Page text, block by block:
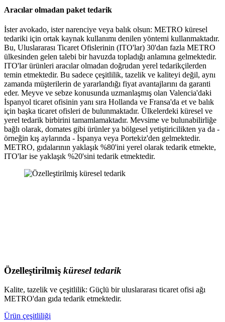
Aracılar olmadan paket tedarik
İster avokado, ister narenciye veya balık olsun: METRO küresel
tedariki için ortak kaynak kullanımı denilen yöntemi kullanmaktadır.
Bu, Uluslararası Ticaret Ofislerinin (ITO'lar) 30'dan fazla METRO
ülkesinden gelen talebi bir havuzda topladığı anlamına gelmektedir.
ITO'lar ürünleri aracılar olmadan doğrudan yerel tedarikçilerden
temin etmektedir. Bu sadece çeşitlilik, tazelik ve kaliteyi değil, aynı
zamanda müşterilerin de yararlandığı fiyat avantajlarını da garanti
eder. Meyve ve sebze konusunda uzmanlaşmış olan Valencia'daki
İspanyol ticaret ofisinin yanı sıra Hollanda ve Fransa'da et ve balık
için başka ticaret ofisleri de bulunmaktadır. Ülkelerdeki küresel ve
yerel tedarik birbirini tamamlamaktadır. Mevsime ve bulunabilirliğe
bağlı olarak, domates gibi ürünler ya bölgesel yetiştiricilikten ya da -
örneğin kış aylarında - İspanya veya Portekiz'den gelmektedir.
METRO, gıdalarının yaklaşık %80'ini yerel olarak tedarik etmekte,
ITO'lar ise yaklaşık %20'sini tedarik etmektedir.
Özelleştirilmiş küresel tedarik
Kalite, tazelik ve çeşitlilik: Güçlü bir uluslararası ticaret ofisi ağı
METRO'dan gıda tedarik etmektedir.
Ürün çeşitliliği